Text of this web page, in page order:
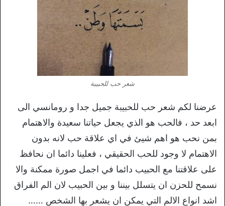
شعر حب للحبيبة
عرضنا لكم شعر حب للحبيبة جميل جدا و رومانسي الى
ابعد حد ، فالحب هو الذي يجعل حياتنا سعيدة والاهتمام
بمن نحب هو اهم شيئ في اي علاقة حب لانه بدون
الاهتمام لا وجود للحب الحقيقي ، فعلينا دائما ان نحافظ
على علاقتنا مع الحبيب دائما في اجمل صورة ممكنة والا
نسمح للحزن ان يتسلل بيننا و بين الحبيب لان الم الفراق
اشد انواع الالم التي يمكن ان يشعر بها الشخص ……